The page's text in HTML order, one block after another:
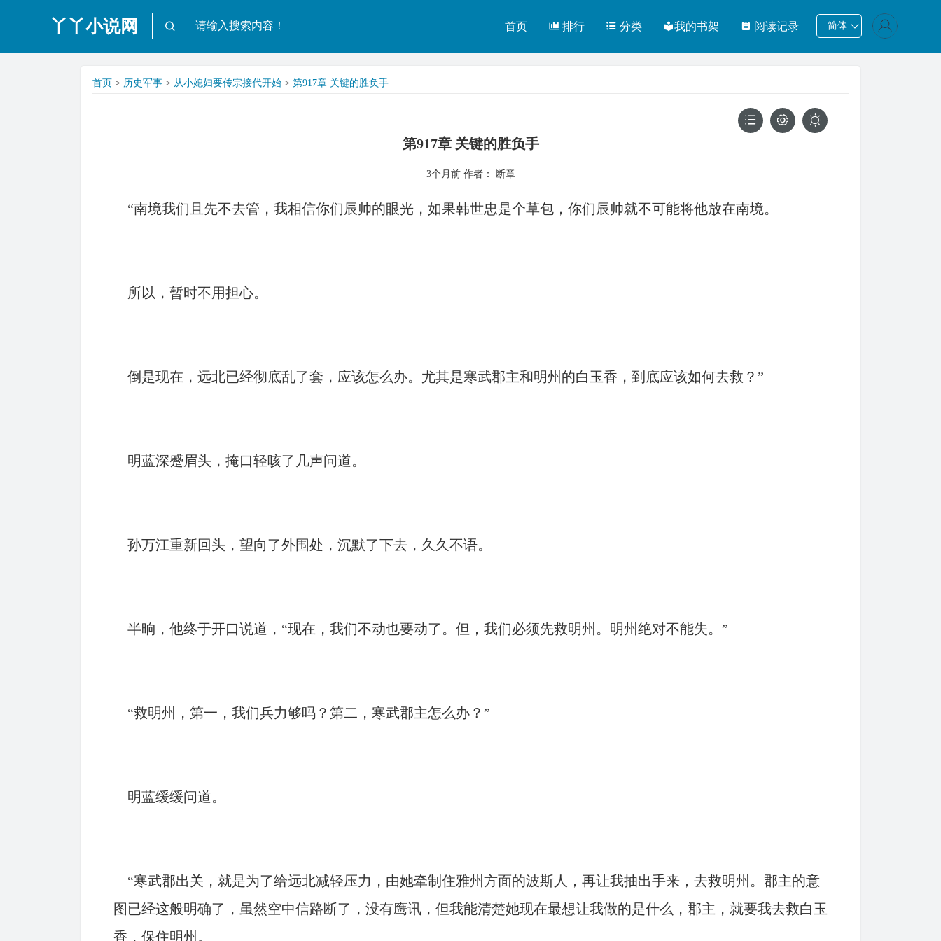
丫丫小说网 简体
首页 排行 分类 我的书架 阅读记录
首页 > 历史军事 > 从小媳妇要传宗接代开始 > 第917章 关键的胜负手
第917章 关键的胜负手
3个月前 作者： 断章
“南境我们且先不去管，我相信你们辰帅的眼光，如果韩世忠是个草包，你们辰帅就不可能将他放在南境。
所以，暂时不用担心。
倒是现在，远北已经彻底乱了套，应该怎么办。尤其是寒武郡主和明州的白玉香，到底应该如何去救？”
明蓝深蹙眉头，掩口轻咳了几声问道。
孙万江重新回头，望向了外围处，沉默了下去，久久不语。
半晌，他终于开口说道，“现在，我们不动也要动了。但，我们必须先救明州。明州绝对不能失。”
“救明州，第一，我们兵力够吗？第二，寒武郡主怎么办？”
明蓝缓缓问道。
“寒武郡出关，就是为了给远北减轻压力，由她牵制住雅州方面的波斯人，再让我抽出手来，去救明州。郡主的意
图已经这般明确了，虽然空中信路断了，没有鹰讯，但我能清楚她现在最想让我做的是什么，郡主，就要我去救白玉
香，保住明州。